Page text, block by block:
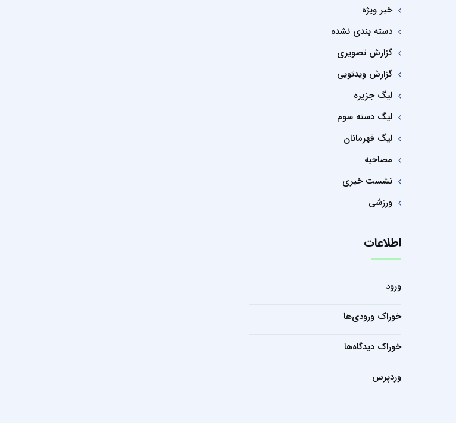
خبر ویژه
دسته بندی نشده
گزارش تصویری
گزارش ویدئویی
لیگ جزیره
لیگ دسته سوم
لیگ قهرمانان
مصاحبه
نشست خبری
ورزشی
اطلاعات
ورود
خوراک ورودی‌ها
خوراک دیدگاه‌ها
وردپرس